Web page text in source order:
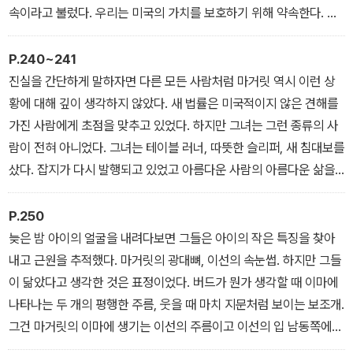
속이라고 불렀다. 우리는 미국의 가치를 보호하기 위해 약속한다. 우
리는 서로를 지켜보기로 약속한다.
P.240~241
진실을 간단하게 말하자면 다른 모든 사람처럼 마거릿 역시 이런 상
황에 대해 깊이 생각하지 않았다. 새 법률은 미국적이지 않은 견해를
가진 사람에게 초점을 맞추고 있었다. 하지만 그녀는 그런 종류의 사
람이 전혀 아니었다. 그녀는 테이블 러너, 따뜻한 슬리퍼, 새 침대보를
샀다. 잡지가 다시 발행되고 있었고 아름다운 사람의 아름다운 삶을
전시해 따라 할 수 있었다. (…) 이보다 더 미국적인 것이 있을까?
P.250
늦은 밤 아이의 얼굴을 내려다보면 그들은 아이의 작은 특징을 찾아
내고 근원을 추적했다. 마거릿의 광대뼈, 이선의 속눈썹. 하지만 그들
이 닮았다고 생각한 것은 표정이었다. 버드가 뭔가 생각할 때 이마에
나타나는 두 개의 평행한 주름, 웃을 때 마치 지문처럼 보이는 보조개.
그건 마거릿의 이마에 생기는 이선의 주름이고 이선의 입 남동쪽에
보이는 마거릿의 보조개였다.